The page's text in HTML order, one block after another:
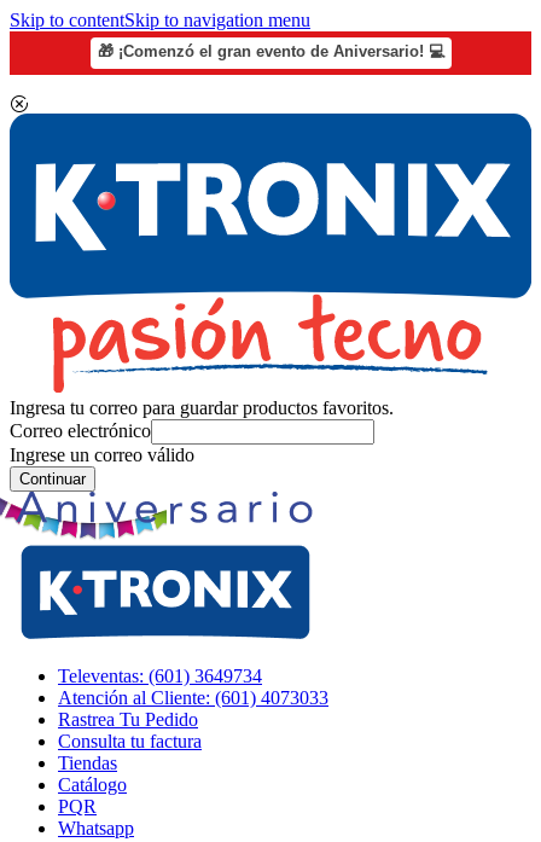
Skip to contentSkip to navigation menu
🎁 ¡Comenzó el gran evento de Aniversario! 💻
Ingresa tu correo para guardar productos favoritos.
Correo electrónico
Ingrese un correo válido
Continuar
Televentas: (601) 3649734
Atención al Cliente: (601) 4073033
Rastrea Tu Pedido
Consulta tu factura
Tiendas
Catálogo
PQR
Whatsapp